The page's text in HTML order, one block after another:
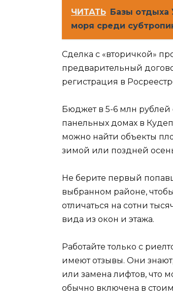
ЧИТАТЬ Базы отдыха
моря среди
Сделка с «вторичкой»
предварительный
регистрация в
Бюджет в 5-6 млн
панельных домах в
можно найти объекты
зимой или поздней
Не берите первый
выбранном районе,
отличаться на сотни
вида из окон и этажа.
Работайте только с
имеют отзывы. Они
или замена лифтов, что
обычно включена в